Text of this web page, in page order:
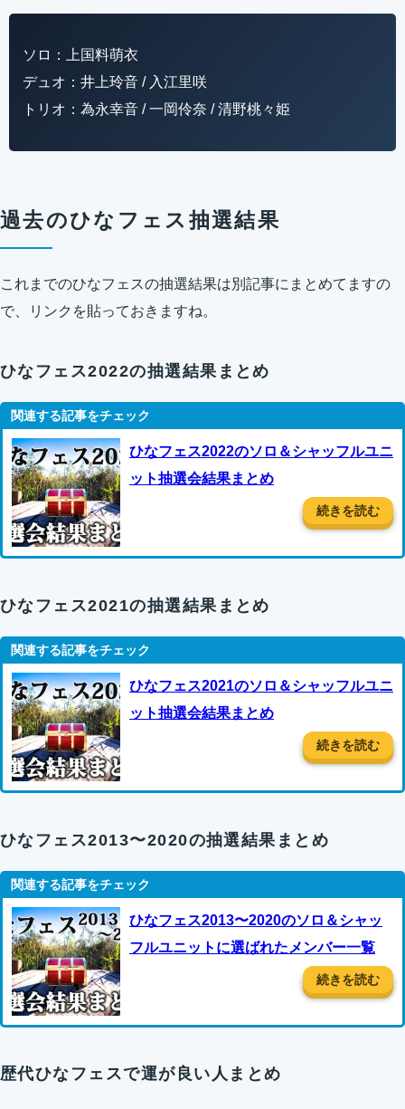
ソロ：上国料萌衣
デュオ：井上玲音 / 入江里咲
トリオ：為永幸音 / 一岡伶奈 / 清野桃々姫
過去のひなフェス抽選結果
これまでのひなフェスの抽選結果は別記事にまとめてますの
で、リンクを貼っておきますね。
ひなフェス2022の抽選結果まとめ
ひなフェス2022のソロ＆シャッフルユニ
ット抽選会結果まとめ
続きを読む
ひなフェス2021の抽選結果まとめ
ひなフェス2021のソロ＆シャッフルユニ
ット抽選会結果まとめ
続きを読む
ひなフェス2013〜2020の抽選結果まとめ
ひなフェス2013〜2020のソロ＆シャッ
フルユニットに選ばれたメンバー一覧
続きを読む
歴代ひなフェスで運が良い人まとめ